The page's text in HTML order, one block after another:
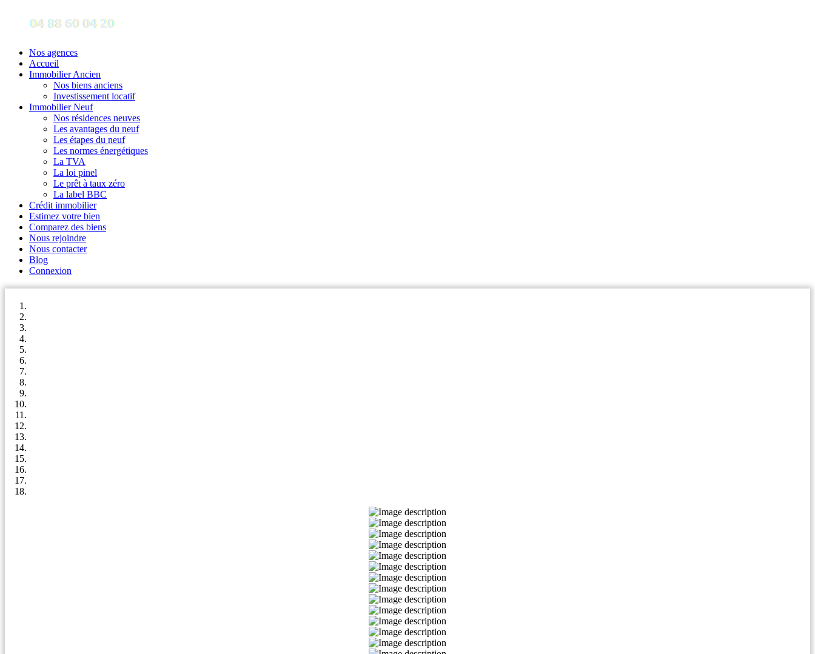
Nos agences
Accueil
Immobilier Ancien
Nos biens anciens
Investissement locatif
Immobilier Neuf
Nos résidences neuves
Les avantages du neuf
Les étapes du neuf
Les normes énergétiques
La TVA
La loi pinel
Le prêt à taux zéro
La label BBC
Crédit immobilier
Estimez votre bien
Comparez des biens
Nous rejoindre
Nous contacter
Blog
Connexion